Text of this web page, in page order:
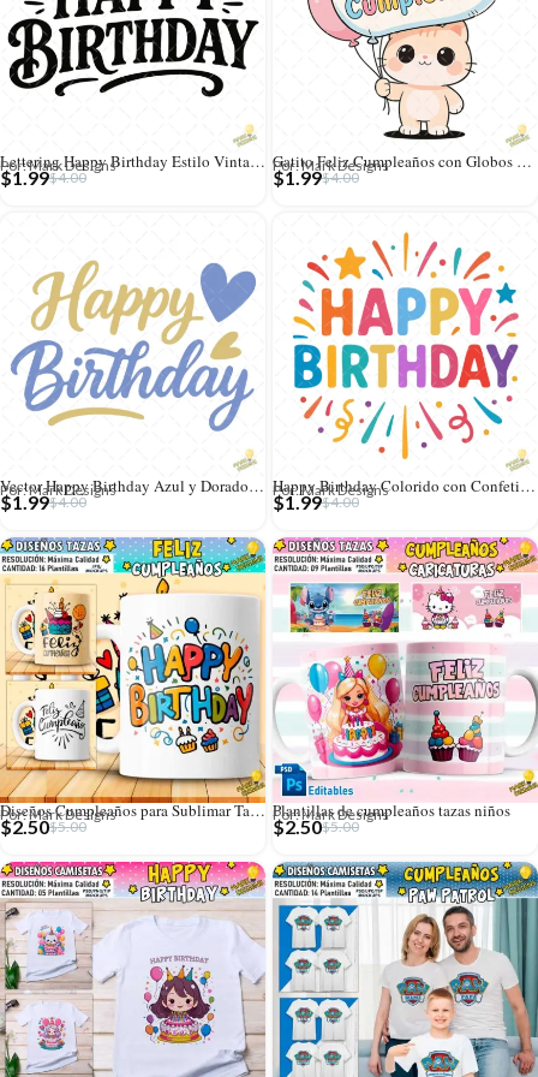
Lettering Happy Birthday Estilo Vintage – Formato AI SVG PNG 4K
Por: Mark Designs
$4.00
$1.99
Gatito Feliz Cumpleaños con Globos – Diseño Vectorial y PNG 4K
Por: Mark Designs
$4.00
$1.99
Vector Happy Birthday Azul y Dorado – Ilustración 4K para DTF y Stickers
Por: Mark Designs
$4.00
$1.99
Happy Birthday Colorido con Confeti – Diseño Vectorial y PNG 4K
Por: Mark Designs
$4.00
$1.99
Diseños Cumpleaños para Sublimar Tazas
Por: Mark Designs
$5.00
$2.50
Plantillas de cumpleaños tazas niños
Por: Mark Designs
$5.00
$2.50